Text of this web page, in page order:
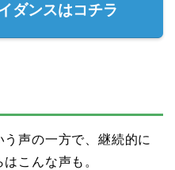
ダンスはコチラ
声の一方で、継続的に
こんな声も。